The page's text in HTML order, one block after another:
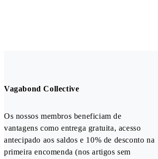
Vagabond Collective
Os nossos membros beneficiam de
vantagens como entrega gratuita, acesso
antecipado aos saldos e 10% de desconto na
primeira encomenda (nos artigos sem